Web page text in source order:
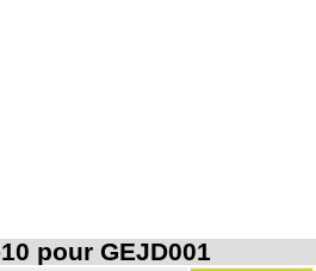
pour GEJD001